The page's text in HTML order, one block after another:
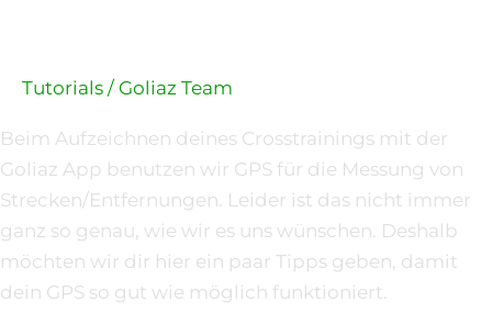
Tutorials / Goliaz Team
Beim Aufzeichnen deines Crosstrainings mit der
Goliaz App benutzen wir GPS für die Messung von
Strecken/Entfernungen. Leider ist das nicht immer
ganz so genau, wie wir es uns wünschen. Deshalb
möchten wir dir hier ein paar Tipps geben, damit
dein GPS so gut wie möglich funktioniert.